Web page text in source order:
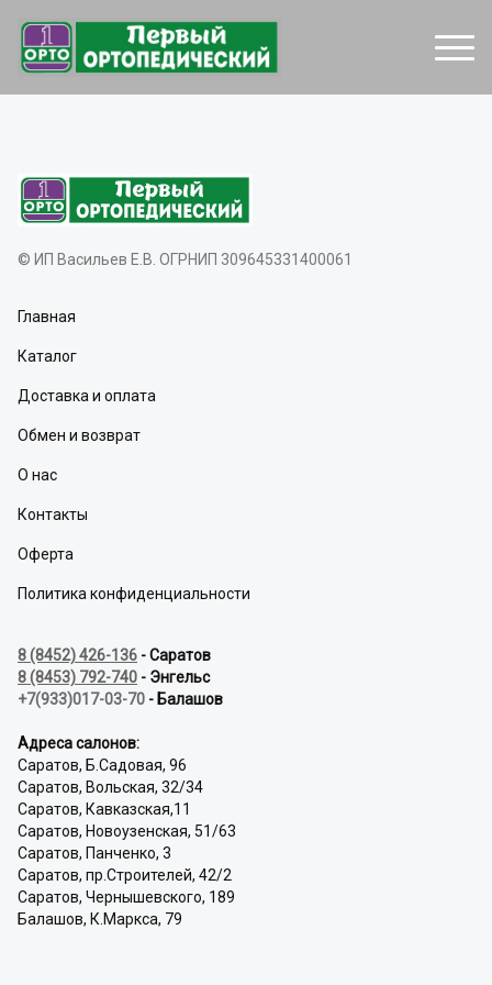
© ИП Васильев Е.В. ОГРНИП 309645331400061
Главная
Каталог
Доставка и оплата
Обмен и возврат
О нас
Контакты
Оферта
Политика конфиденциальности
8 (8452) 426-136 - Саратов
8 (8453) 792-740 - Энгельс
+7(933)017-03-70 - Балашов
Адреса салонов:
Саратов, Б.Садовая, 96
Саратов, Вольская, 32/34
Саратов, Кавказская,11
Саратов, Новоузенская, 51/63
Саратов, Панченко, 3
Саратов, пр.Строителей, 42/2
Саратов, Чернышевского, 189
Балашов, К.Маркса, 79